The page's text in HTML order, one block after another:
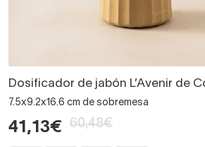
Dosificador de jabón L’Avenir de
7.5x9.2x16.6 cm de sobremesa
41,13€ 60,48€